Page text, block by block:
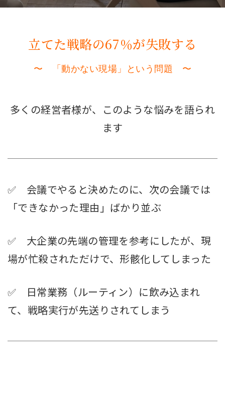
立てた戦略の67％が失敗する
〜 「動かない現場」という問題 〜
多くの経営者様が、このような悩みを語られ
ます
✅ 会議でやると決めたのに、次の会議では
「できなかった理由」ばかり並ぶ
✅ 大企業の先端の管理を参考にしたが、現
場が忙殺されただけで、形骸化してしまった
✅ 日常業務（ルーティン）に飲み込まれ
て、戦略実行が先送りされてしまう